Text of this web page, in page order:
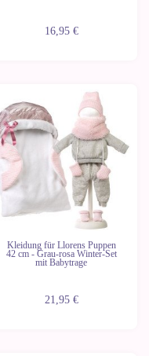
16,95 €
Kleidung für Llorens Puppen
42 cm - Grau-rosa Winter-Set
mit Babytrage
21,95 €